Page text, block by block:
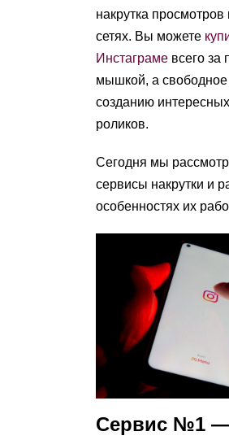
накрутка
сетях. Вы можете
Инстаграме всего за
мышкой, а свободное
созданию
роликов.
Сегодня мы
сервисы накрутки и
особенностях их
Сервис №1 —